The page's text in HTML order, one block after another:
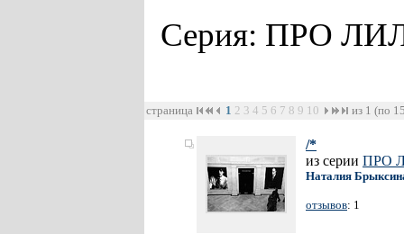
Серия: ПРО
страница 1 2 3 4 5 6 7 8 9 10 из 1 (по
/*
из серии ПРО
Наталия
отзывов: 1